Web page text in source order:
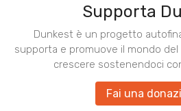
Supporta
Dunkest è un progetto
supporta e promuove il mondo del
crescere sostenendoci
Fai una